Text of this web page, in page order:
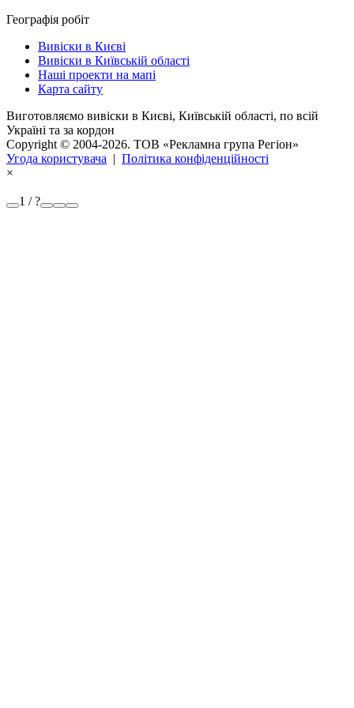
Географія робіт
Вивіски в Києві
Вивіски в Київській області
Наші проекти на мапі
Карта сайту
Виготовляємо вивіски в Києві, Київській області, по всій
Україні та за кордон
Copyright © 2004-2026. ТОВ «Рекламна група Регіон»
Угода користувача | Політика конфіденційності
×
1 / ?